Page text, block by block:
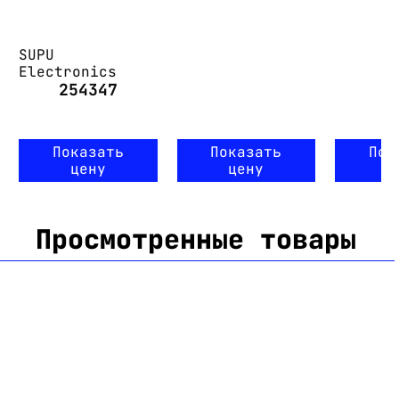
SUPU
Electronics
254347
Показать
цену
Показать
цену
Просмотренные товары